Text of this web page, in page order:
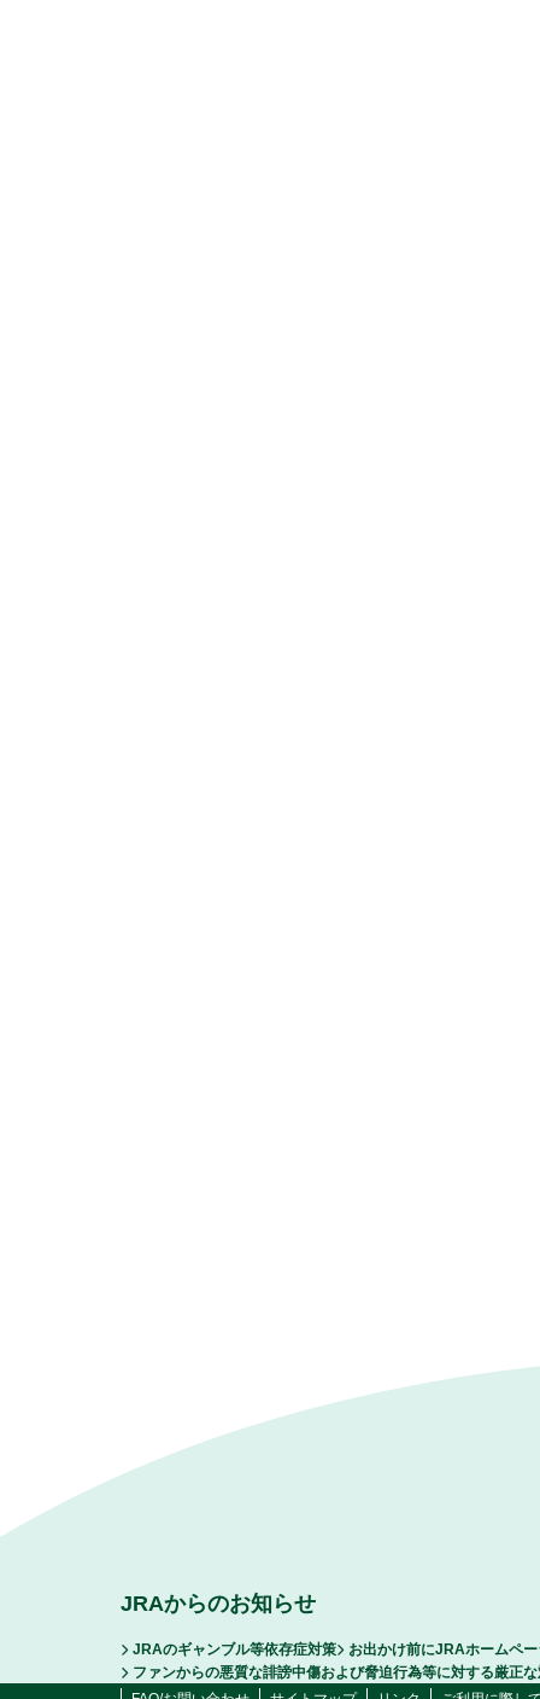
JRAからのお知らせ
JRAのギャンブル等依存症対策
お出かけ前にJRAホームペ
ファンからの悪質な誹謗中傷および脅迫行為等に対する厳正